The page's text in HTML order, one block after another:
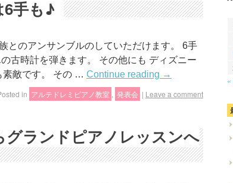
手も♪
とのアンサンブルのしていただけます。 6手
古時計を弾きます。 その他にも ディズニー
素敵です。 その … Continue reading →
in アルテドレミピアノ教室 発表会 | Leave a comment
ランドピアノレッスンへ
«